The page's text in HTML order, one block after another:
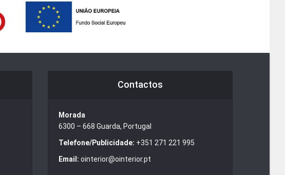
Contactos
Morada
6300 – 668 Guarda, Portugal
Telefone/Publicidade: +351 271 221 995
Email: ointerior@ointerior.pt